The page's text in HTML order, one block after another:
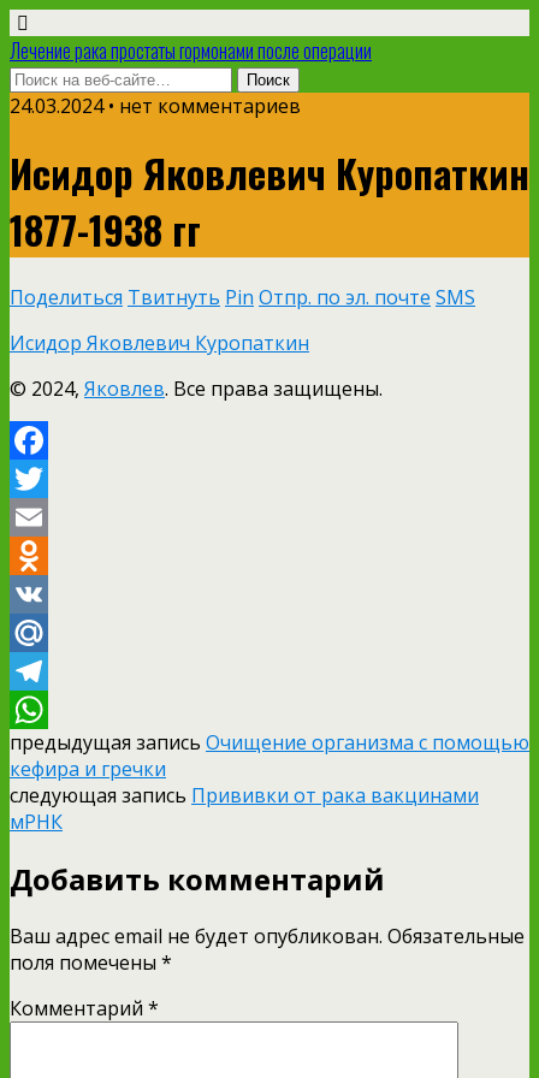
Лечение рака простаты гормонами после операции
24.03.2024 • нет комментариев
Исидор Яковлевич Куропаткин
1877-1938 гг
Поделиться Твитнуть Pin Отпр. по эл. почте SMS
Исидор Яковлевич Куропаткин
© 2024, Яковлев. Все права защищены.
Facebook
Twitter
Email
Odnoklassniki
VK
Mail.Ru
Telegram
WhatsApp
предыдущая запись Очищение организма с помощью
кефира и гречки
следующая запись Прививки от рака вакцинами
мРНК
Добавить комментарий
Ваш адрес email не будет опубликован. Обязательные
поля помечены *
Комментарий *